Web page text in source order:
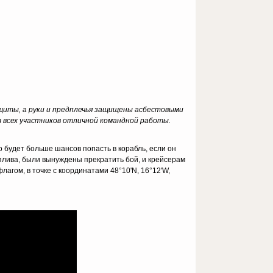
а руки и предплечья защищены асбестовыми
участников отличной командной работы.
больше шансов попасть в корабль, если он
были вынуждены прекратить бой, и крейсерам
в точке с координатами 48°10'N, 16°12'W,